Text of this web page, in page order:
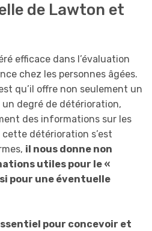
de Lawton et
efficace dans l’évaluation
chez les personnes âgées.
qu’il offre non seulement un
degré de détérioration,
des informations sur les
détérioration s’est
il nous donne non
utiles pour le «
pour une éventuelle
pour concevoir et